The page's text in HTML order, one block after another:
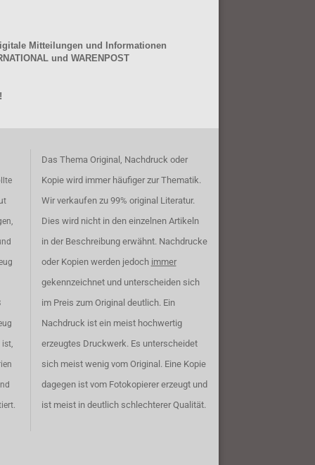
Mitteilungen und Informationen
und WARENPOST
Das Thema Original, Nachdruck oder
Kopie wird immer häufiger zur Thematik.
Wir verkaufen zu 99% original Literatur.
Dies wird nicht in den einzelnen Artikeln
in der Beschreibung erwähnt. Nachdrucke
oder Kopien werden jedoch immer
gekennzeichnet und unterscheiden sich
im Preis zum Original deutlich. Ein
Nachdruck ist ein meist hochwertig
erzeugtes Druckwerk. Es unterscheidet
sich meist wenig vom Original. Eine Kopie
dagegen ist vom Fotokopierer erzeugt und
ist meist in deutlich schlechterer Qualität.